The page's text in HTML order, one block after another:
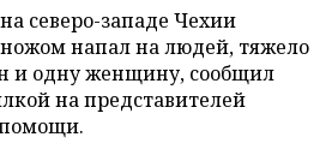
северо-западе Чехии
напал на людей, тяжело
и одну женщину, сообщил
на представителей